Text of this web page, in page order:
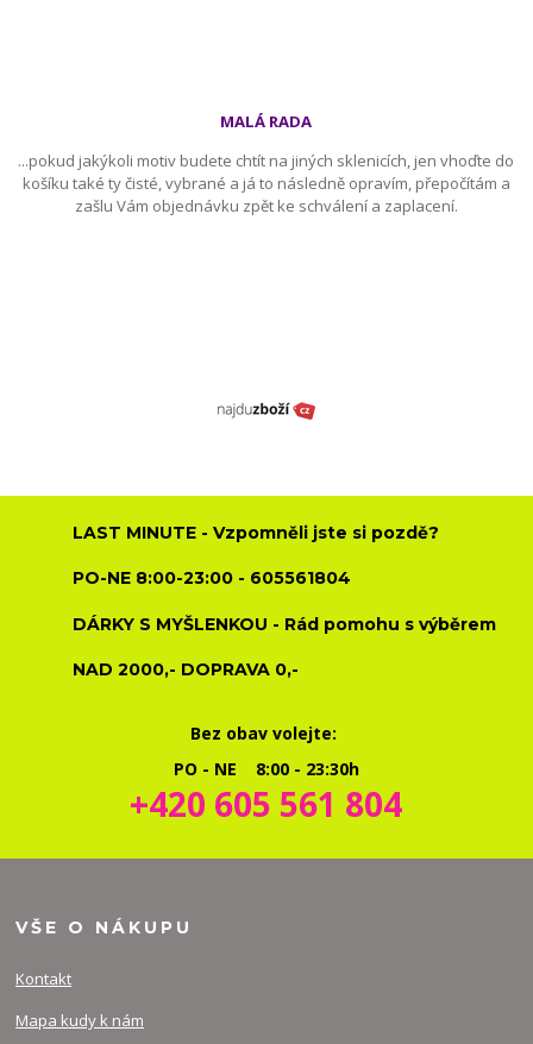
MALÁ RADA
...pokud jakýkoli motiv budete chtít na jiných sklenicích, jen vhoďte do
košíku také ty čisté, vybrané a já to následně opravím, přepočítám a
zašlu Vám objednávku zpět ke schválení a zaplacení.
LAST MINUTE - Vzpomněli jste si pozdě?
PO-NE 8:00-23:00 - 605561804
DÁRKY S MYŠLENKOU - Rád pomohu s výběrem
NAD 2000,- DOPRAVA 0,-
Bez obav volejte:
PO - NE 8:00 - 23:30h
+420 605 561 804
VŠE O NÁKUPU
Kontakt
Mapa kudy k nám